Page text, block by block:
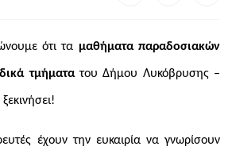
ότι τα μαθήματα παραδοσιακών
τμήματατου Δήμου Λυκόβρυσης –
έχουν την ευκαιρία να γνωρίσουν